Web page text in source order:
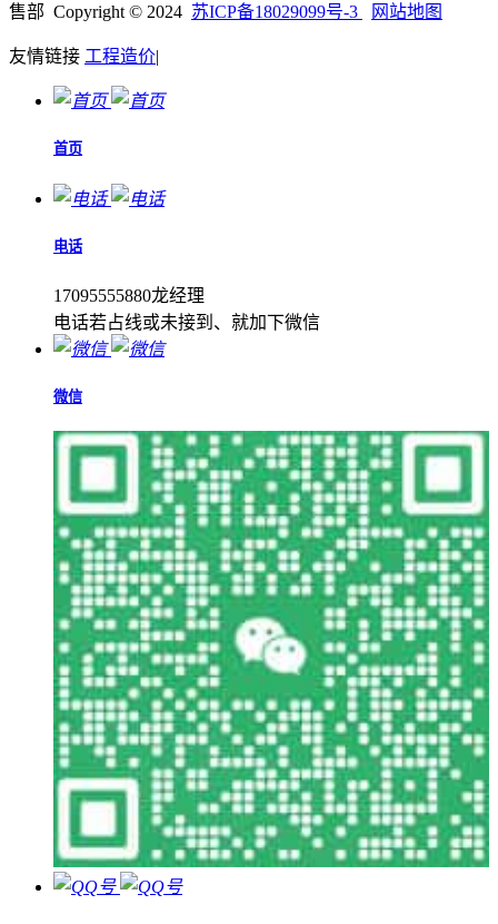
售部 Copyright © 2024 苏ICP备18029099号-3 网站地图
友情链接 工程造价|
首页
电话
17095555880龙经理
电话若占线或未接到、就加下微信
微信